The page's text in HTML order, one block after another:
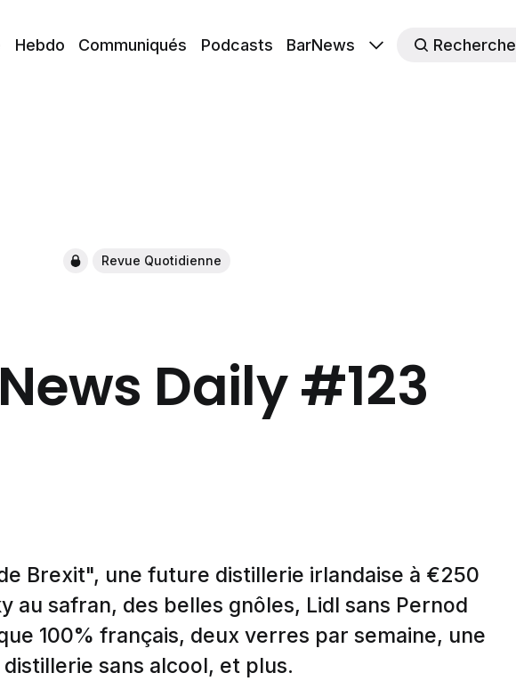
Hebdo Communiqués Podcasts BarNews Recherche
Revue Quotidienne
Daily #123
Brexit", une future distillerie irlandaise à €250
au safran, des belles gnôles, Lidl sans Pernod
100% français, deux verres par semaine, une
distillerie sans alcool, et plus.